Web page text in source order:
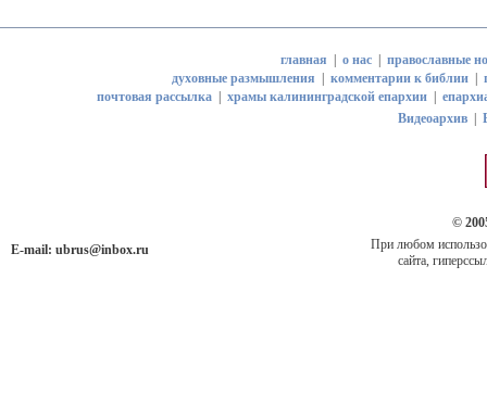
главная о нас| православные
духовные размышления
комментарии к библии
почтовая рассылка| храмы калининградской епархии|
Видеоархив
E-mail: ubrus@inbox.ru
©
При любом
сайта,